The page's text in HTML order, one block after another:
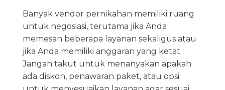
Banyak vendor pernikahan memiliki ruang
untuk negosiasi, terutama jika Anda
memesan beberapa layanan sekaligus atau
jika Anda memiliki anggaran yang ketat.
Jangan takut untuk menanyakan apakah
ada diskon, penawaran paket, atau opsi